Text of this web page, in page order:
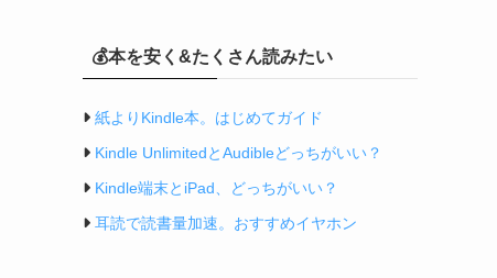
💰本を安く&たくさん読みたい
紙よりKindle本。はじめてガイド
Kindle UnlimitedとAudibleどっちがいい？
Kindle端末とiPad、どっちがいい？
耳読で読書量加速。おすすめイヤホン